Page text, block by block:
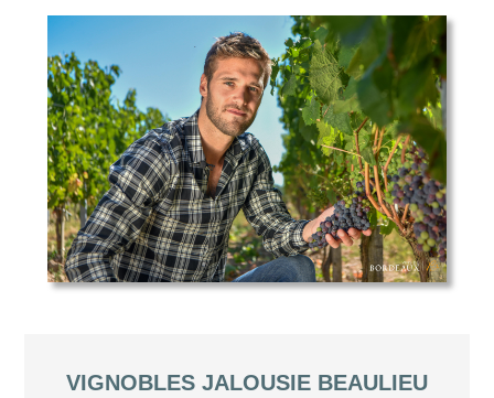
VIGNOBLES JALOUSIE BEAULIEU